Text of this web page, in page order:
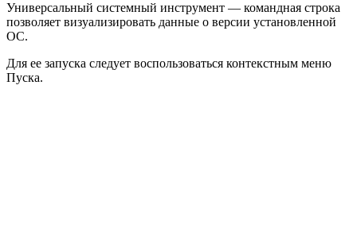
Универсальный системный инструмент — командная строка
позволяет визуализировать данные о версии установленной
ОС.
Для ее запуска следует воспользоваться контекстным меню
Пуска.